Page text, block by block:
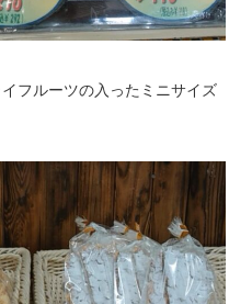
フルーツの入ったミニサイズ